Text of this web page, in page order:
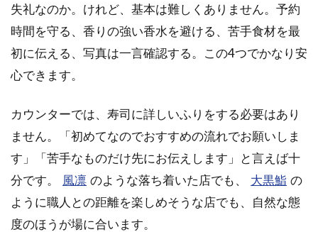
失礼なのか。けれど、基本は難しくありません。予約
時間を守る、香りの強い香水を避ける、苦手食材を最
初に伝える、写真は一言確認する。この4つでかなり安
心できます。
カウンターでは、寿司に詳しいふりをする必要はあり
ません。「初めてなのでおすすめの流れでお願いしま
す」「苦手なものだけ先にお伝えします」と言えば十
分です。
風凛 のような落ち着いた店でも、 大黒鮨 の
ように職人との距離を楽しめそうな店でも、自然な態
度のほうが場に合います。